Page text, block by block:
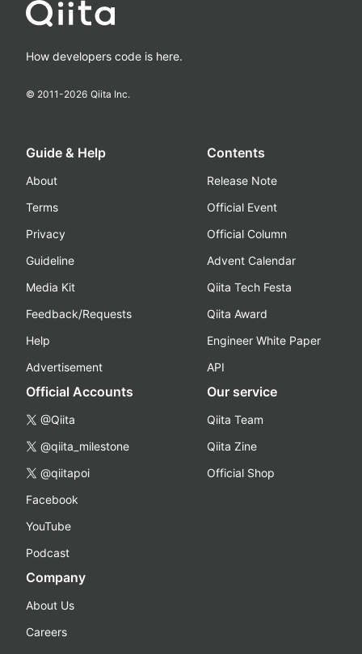
How developers code is here.
© 2011-2026 Qiita Inc.
Guide & Help
About
Terms
Privacy
Guideline
Media Kit
Feedback/Requests
Help
Advertisement
Contents
Release Note
Official Event
Official Column
Advent Calendar
Qiita Tech Festa
Qiita Award
Engineer White Paper
API
Official Accounts
@Qiita
@qiita_milestone
@qiitapoi
Facebook
YouTube
Podcast
Our service
Qiita Team
Qiita Zine
Official Shop
Company
About Us
Careers